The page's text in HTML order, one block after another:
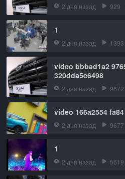
2 дня назад 929
1
2 дня назад 1393
video bbbad1a2
320dda5e6498
2 дня назад 9672
video 166a2554
2 дня назад 9677
1
2 дня назад 5619